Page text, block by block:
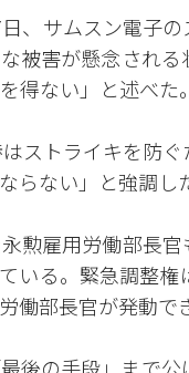
、サムスン電子
被害が懸念され
得ない」と述べた。
ストライキを防
らない」と強調し
勲雇用労働部長
いる。緊急調整
働部長官が発動で